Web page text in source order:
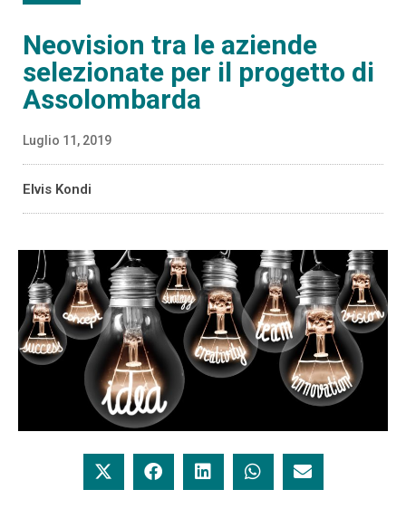
Neovision tra le aziende
selezionate per il progetto di
Assolombarda
Luglio 11, 2019
Elvis Kondi